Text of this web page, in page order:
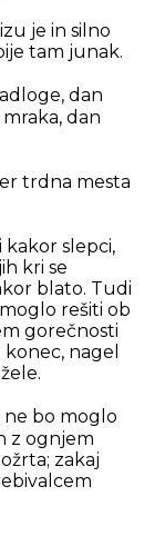
je in silno
tam junak.
dan
dan
trdna mesta
kakor slepci,
kri se
blato. Tudi
rešiti ob
gorečnosti
nagel
bo moglo
z ognjem
zakaj